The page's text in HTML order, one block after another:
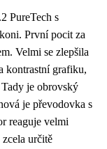
PureTech s
První pocit za
Velmi se zlepšila
kontrastní grafiku,
je obrovský
je převodovka s
reaguje velmi
určitě